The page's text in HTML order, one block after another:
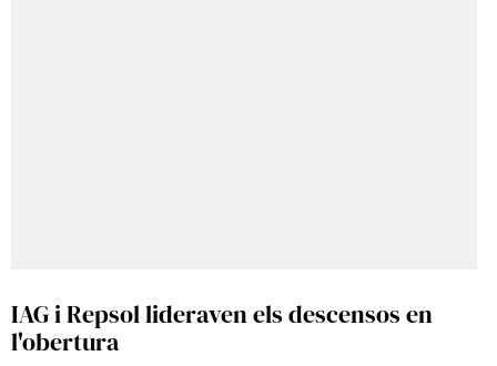
IAG i Repsol lideraven els descensos en
l'obertura